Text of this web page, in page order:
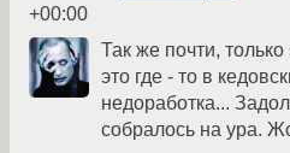
+00:00
Так же почти,
это где - то в
недоработка...
собралось на ура.